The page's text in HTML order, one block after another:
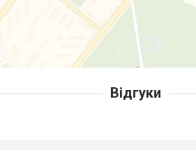
Відгуки